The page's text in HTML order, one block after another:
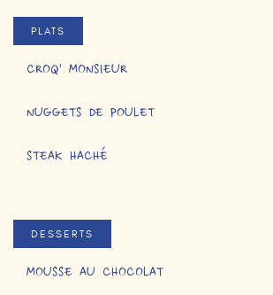
PLATS
CROQ' MONSIEUR
NUGGETS DE POULET
STEAK HACHÉ
DESSERTS
MOUSSE AU CHOCOLAT